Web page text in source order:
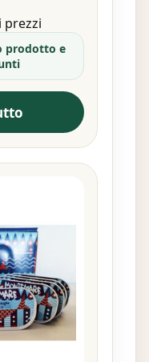
prezzi
prodotto e